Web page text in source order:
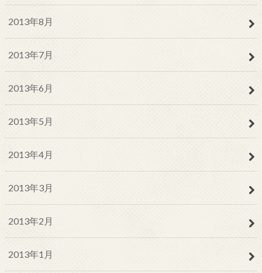
2013年8月
2013年7月
2013年6月
2013年5月
2013年4月
2013年3月
2013年2月
2013年1月